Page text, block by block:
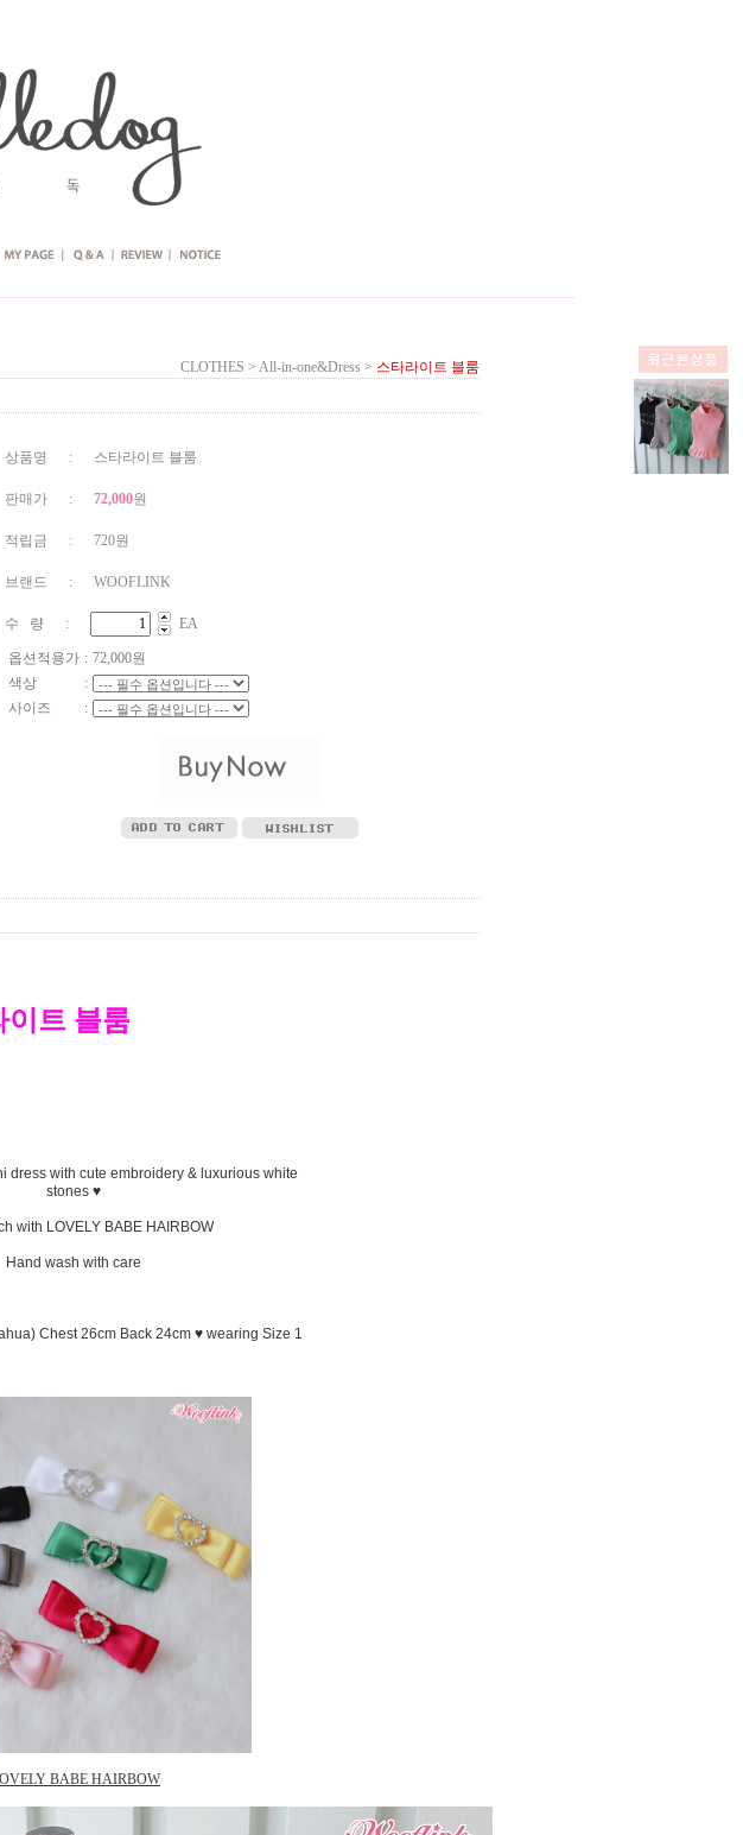
CLOTHES > All-in-one&Dress > 스타라이트 블룸
상품명 : 스타라이트 블룸
판매가 : 72,000원
적립금 : 720원
브랜드 : WOOFLINK
수 량 : EA
옵션적용가 : 72,000원
색상
:
사이즈
:
트 블룸
dress with cute embroidery & luxurious white
stones ♥
with LOVELY BABE HAIRBOW
Hand wash with care
Chest 26cm Back 24cm ♥ wearing Size 1
BABE HAIRBOW